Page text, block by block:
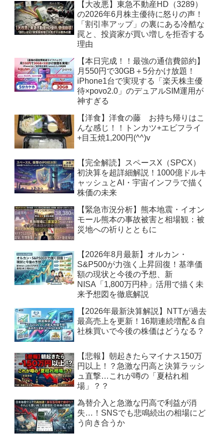
【大改悪】東急不動産HD（3289）
の2026年6月株主優待に怒りの声！
「割引率アップ」の裏にある冷酷な
罠と、投資家が買い増しを拒否する
理由
【本日完成！！最強の通信費節約】
月550円で30GB＋5分かけ放題！
iPhone1台で実現する「楽天株主優
待×povo2.0」のデュアルSIM運用が
神すぎる
【洋食】洋食の藤 お持ち帰りはこ
んな感じ！！トンカツ+エビフライ
+目玉焼1,200円(^^)v
【完全解読】スペースX（SPCX）
初決算を超詳細解説！1000億ドルキ
ャッシュとAI・宇宙インフラで描く
株価の未来
【緊急市況分析】熊本地震・イオン
モール熊本の事故被害と相場観：被
災地への祈りとともに
【2026年8月最新】オルカン・
S&P500が力強く上昇回復！基準価
額の現状と今後の予想、新
NISA「1,800万円枠」活用で描く未
来予想図を徹底解説
【2026年最新決算解説】NTTが過去
最高売上を更新！16期連続増配＆自
社株買いで今後の株価はどうなる？
【悲報】朝起きたらマイナス150万
円以上！？急激な円高と決算ラッシ
ュ直撃…これが噂の「夏枯れ相
場」？？
為替介入と急激な円高で利益が消
失…！SNSでも悲鳴続出の相場にど
う向き合うか